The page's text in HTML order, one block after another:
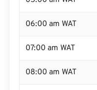
06:00 am WAT
07:00 am WAT
08:00 am WAT